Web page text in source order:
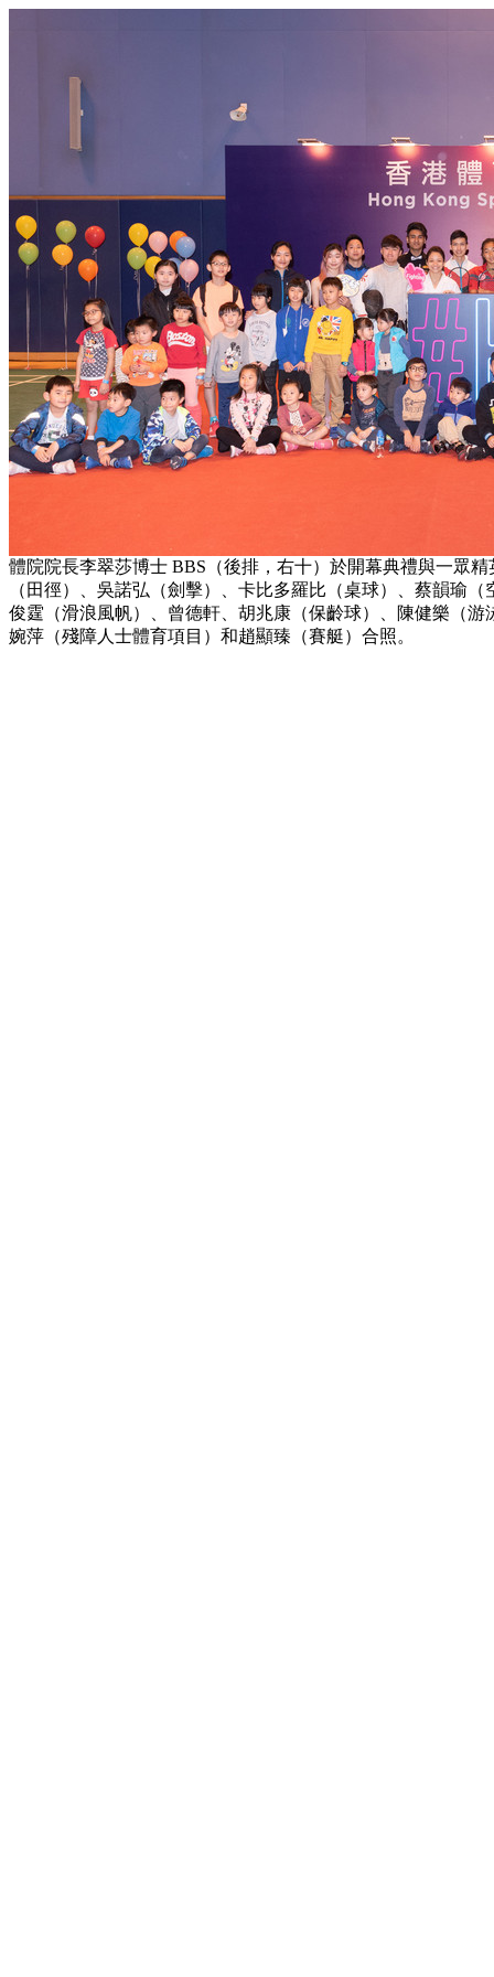
體院院長李翠莎博士 BBS（後排，右十）於開幕典禮與一眾
（田徑）、吳諾弘（劍擊）、卡比多羅比（桌球）、蔡韻瑜
俊霆（滑浪風帆）、曾德軒、胡兆康（保齡球）、陳健樂（
婉萍（殘障人士體育項目）和趙顯臻（賽艇）合照。